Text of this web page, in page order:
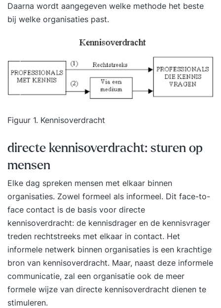
met praktijkcases en voert praktijkgerichte
oefeningen uit. Door jouw eigen
opleiding direct toepasbaar op jouw
werkomgeving. We bieden deze opleiding aan op
14 verschillende locaties in Nederland. Bij al onze
opleidingen ontvang je persoonlijke coaching van
onze docenten. Voor wie? Deze opleiding is
medewerkers en iedereen die meer inzicht
wensen in het vakgebied informatiemanagement.
Vooropleiding Deze opleiding op hbo-niveau is
door iedereen te volgen, want wij stellen geen
specifieke eisen gesteld aan jouw vooropleiding.
Als je hier vragen over hebt, dan kun je contact
opnemen met onze afdeling advies &
voorlichting. Voorbereiding Iedere studieles
vraagt ongeveer 3 tot 5 uur studievoorbereiding
van jou. Als je kiest voor de dagopleiding, dan
worden er twee studielessen behandeld. Tijdens
de avondopleiding wordt er één studieles
behandeld. Leerdoelen heb je inzicht in
bestuurlijke informatie weet je hoe je
Daarna wordt aangegeven welke methode het beste
bij welke organisaties past.
Figuur 1. Kennisoverdracht
directe kennisoverdracht: sturen op
mensen
Elke dag spreken mensen met elkaar binnen
organisaties. Zowel formeel als informeel. Dit face-to-
face contact is de basis voor directe
kennisoverdracht: de kennisdrager en de kennisvrager
treden rechtstreeks met elkaar in contact. Het
informele netwerk binnen organisaties is een krachtige
bron van kennisoverdracht. Maar, naast deze informele
communicatie, zal een organisatie ook de meer
formele wijze van directe kennisoverdracht dienen te
stimuleren.